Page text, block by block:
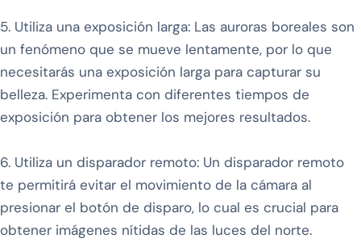
5. Utiliza una exposición larga: Las auroras boreales son
un fenómeno que se mueve lentamente, por lo que
necesitarás una exposición larga para capturar su
belleza. Experimenta con diferentes tiempos de
exposición para obtener los mejores resultados.
6. Utiliza un disparador remoto: Un disparador remoto
te permitirá evitar el movimiento de la cámara al
presionar el botón de disparo, lo cual es crucial para
obtener imágenes nítidas de las luces del norte.